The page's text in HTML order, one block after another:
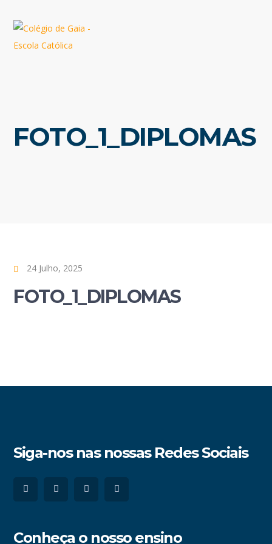
FOTO_1_DIPLOMAS
24 Julho, 2025
FOTO_1_DIPLOMAS
Siga-nos nas nossas Redes Sociais
Conheça o nosso ensino